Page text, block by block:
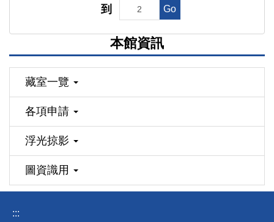
到 Go
本館資訊
藏室一覽
各項申請
浮光掠影
圖資識用
:::